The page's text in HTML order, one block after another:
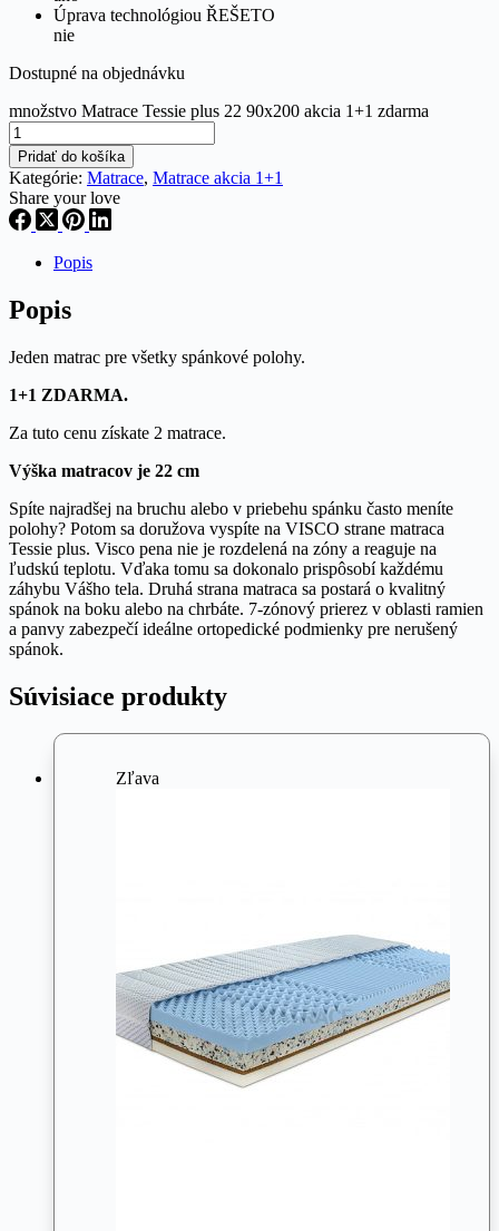
Úprava technológiou ŘEŠETO
nie
Dostupné na objednávku
množstvo Matrace Tessie plus 22 90x200 akcia 1+1 zdarma
Pridať do košíka
Kategórie: Matrace, Matrace akcia 1+1
Share your love
Popis
Popis
Jeden matrac pre všetky spánkové polohy.
1+1 ZDARMA.
Za tuto cenu získate 2 matrace.
Výška matracov je 22 cm
Spíte najradšej na bruchu alebo v priebehu spánku často meníte
polohy? Potom sa doružova vyspíte na VISCO strane matraca
Tessie plus. Visco pena nie je rozdelená na zóny a reaguje na
ľudskú teplotu. Vďaka tomu sa dokonalo prispôsobí každému
záhybu Vášho tela. Druhá strana matraca sa postará o kvalitný
spánok na boku alebo na chrbáte. 7-zónový prierez v oblasti ramien
a panvy zabezpečí ideálne ortopedické podmienky pre nerušený
spánok.
Súvisiace produkty
Zľava